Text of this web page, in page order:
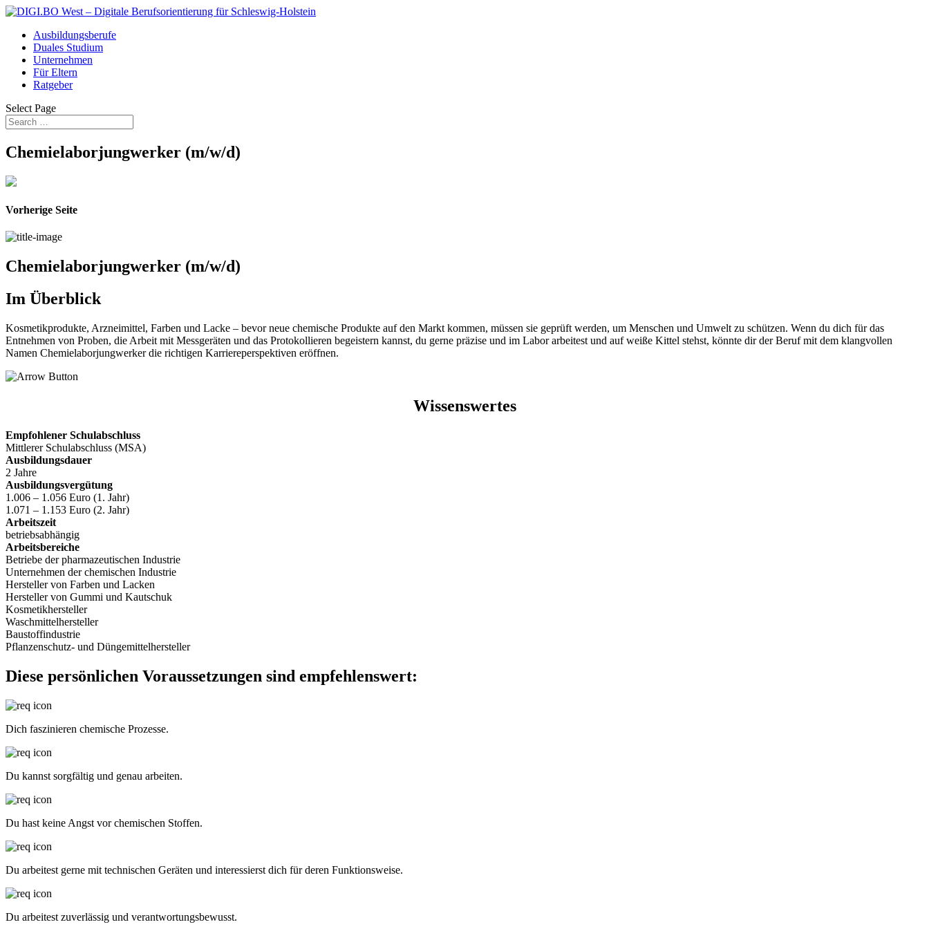
Ausbildungsberufe
Duales Studium
Unternehmen
Für Eltern
Ratgeber
Select Page
Chemielaborjungwerker (m/w/d)
Vorherige Seite
Chemielaborjungwerker (m/w/d)
Im Überblick
Kosmetikprodukte, Arzneimittel, Farben und Lacke – bevor neue chemische Produkte auf den Markt kommen, müssen sie geprüft werden, um Menschen und Umwelt zu schützen. Wenn du dich für das
Entnehmen von Proben, die Arbeit mit Messgeräten und das Protokollieren begeistern kannst, du gerne präzise und im Labor arbeitest und auf weiße Kittel stehst, könnte dir der Beruf mit dem klangvollen
Namen Chemielaborjungwerker die richtigen Karriereperspektiven eröffnen.
Wissenswertes
Empfohlener Schulabschluss
Mittlerer Schulabschluss (MSA)
Ausbildungsdauer
2 Jahre
Ausbildungsvergütung
1.006 – 1.056 Euro (1. Jahr)
1.071 – 1.153 Euro (2. Jahr)
Arbeitszeit
betriebsabhängig
Arbeitsbereiche
Betriebe der pharmazeutischen Industrie
Unternehmen der chemischen Industrie
Hersteller von Farben und Lacken
Hersteller von Gummi und Kautschuk
Kosmetikhersteller
Waschmittelhersteller
Baustoffindustrie
Pflanzenschutz- und Düngemittelhersteller
Diese persönlichen Voraussetzungen sind empfehlenswert:
Dich faszinieren chemische Prozesse.
Du kannst sorgfältig und genau arbeiten.
Du hast keine Angst vor chemischen Stoffen.
Du arbeitest gerne mit technischen Geräten und interessierst dich für deren Funktionsweise.
Du arbeitest zuverlässig und verantwortungsbewusst.